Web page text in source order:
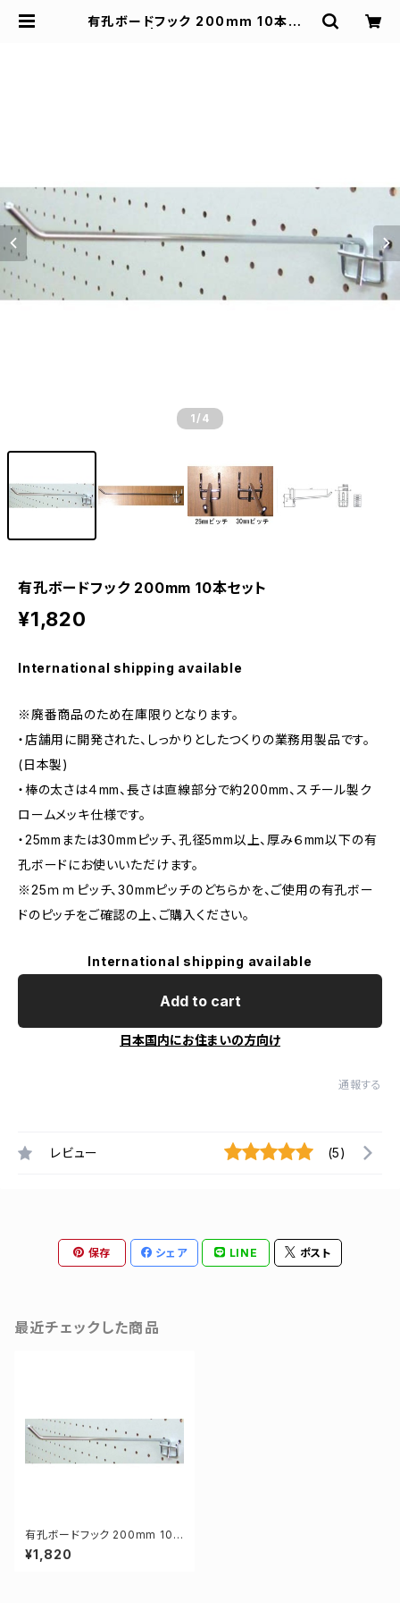
有孔ボードフック 200mm 10本セッ
1 /4
有孔ボードフック 200mm 10本セット
¥1,820
International shipping available
※廃番商品のため在庫限りとなります。
・店舗用に開発された、しっかりとしたつくりの業務用製品です。
(日本製)
・棒の太さは４mm、長さは直線部分で約200mm、スチール製ク
ロームメッキ仕様です。
・25mmまたは30mmピッチ、孔径5mm以上、厚み６mm以下の有
孔ボードにお使いいただけます。
※25ｍｍピッチ、30mmピッチのどちらかを、ご使用の有孔ボー
ドのピッチをご確認の上、ご購入ください。
International shipping available
Add to cart
日本国内にお住まいの方向け
通報する
レビュー (5)
保存 シェア LINE ポスト
最近チェックした商品
有孔ボードフック 200mm 10
本セット
¥1,820